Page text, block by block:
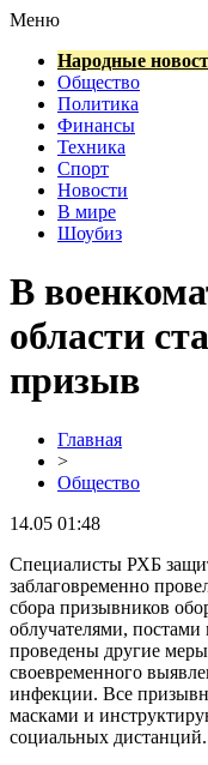
Меню
Народные
Общество
Политика
Финансы
Техника
Спорт
Новости
В мире
Шоубиз
В
области
призыв
Главная
>
Общество
14.05 01:48
Специалисты РХБ
заблаговременно
сбора призывников
облучателями, постами
проведены другие
своевременного
инфекции. Все
масками и
социальных дистанций.